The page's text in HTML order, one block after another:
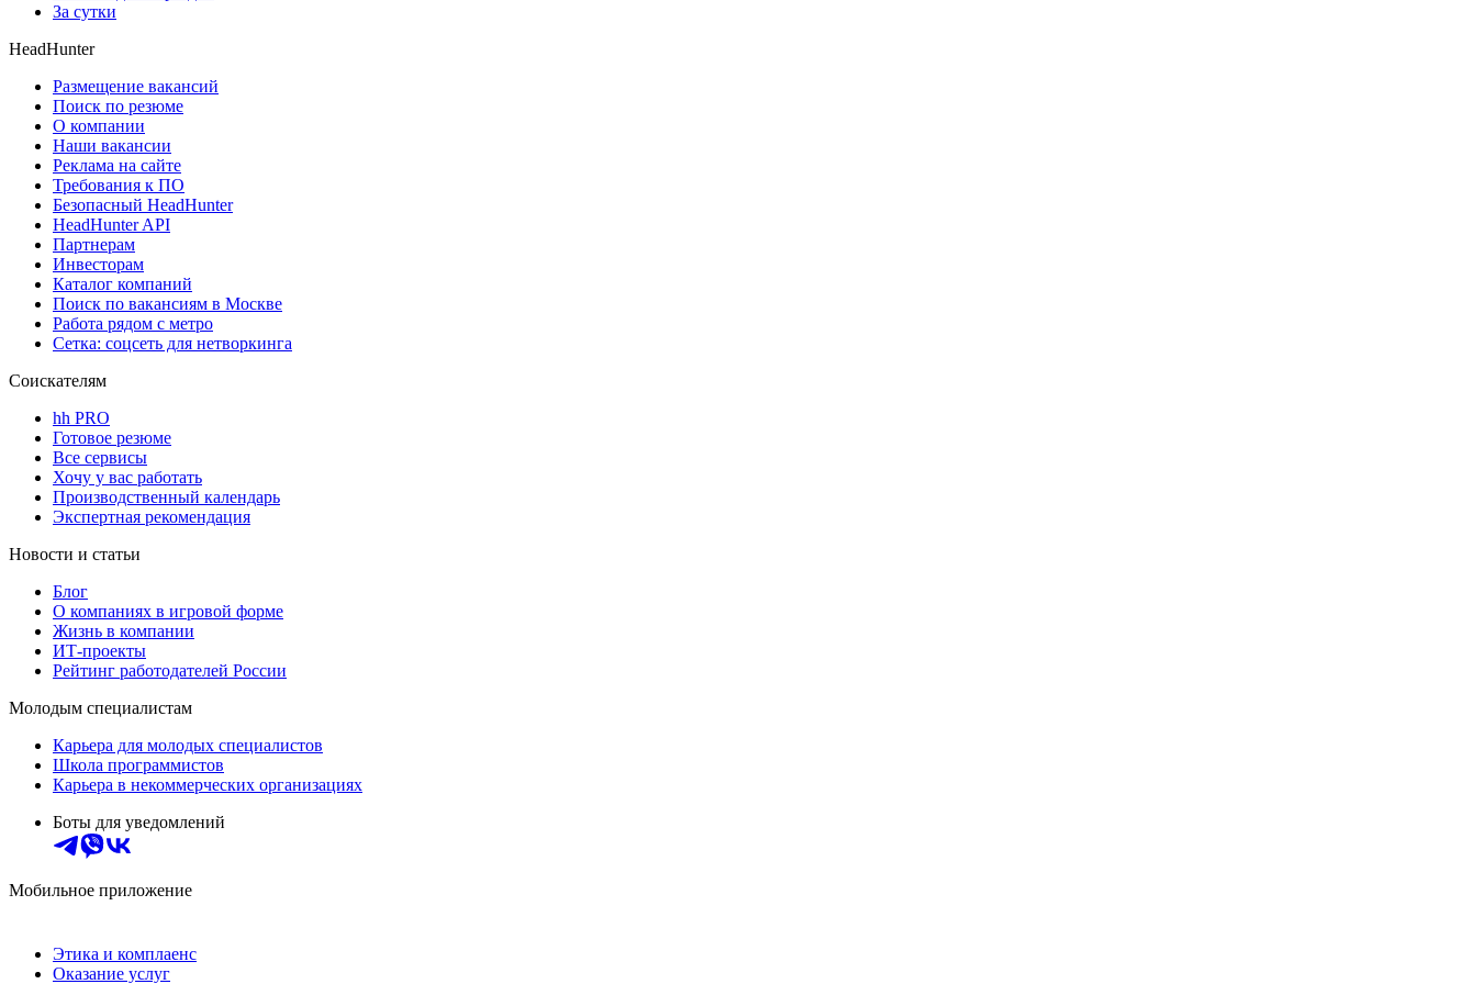
За сутки
HeadHunter
Размещение вакансий
Поиск по резюме
О компании
Наши вакансии
Реклама на сайте
Требования к ПО
Безопасный HeadHunter
HeadHunter API
Партнерам
Инвесторам
Каталог компаний
Поиск по вакансиям в Москве
Работа рядом с метро
Сетка: соцсеть для нетворкинга
Соискателям
hh PRO
Готовое резюме
Все сервисы
Хочу у вас работать
Производственный календарь
Экспертная рекомендация
Новости и статьи
Блог
О компаниях в игровой форме
Жизнь в компании
ИТ-проекты
Рейтинг работодателей России
Молодым специалистам
Карьера для молодых специалистов
Школа программистов
Карьера в некоммерческих организациях
Боты для уведомлений
Мобильное приложение
Этика и комплаенс
Оказание услуг